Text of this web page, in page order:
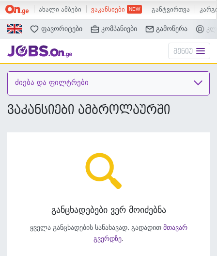
ახალი ამბები ვაკანსიები განტვირთვა
ძებნა
ფავორიტები კომპანიები გამოწერა
მენიუ
ძიება და ფილტრები
ვაკანსიები ამბროლაურში
განცხადებები ვერ მოიძებნა
ყველა განცხადების სანახავად, გადადით მთავარ
გვერდზე.